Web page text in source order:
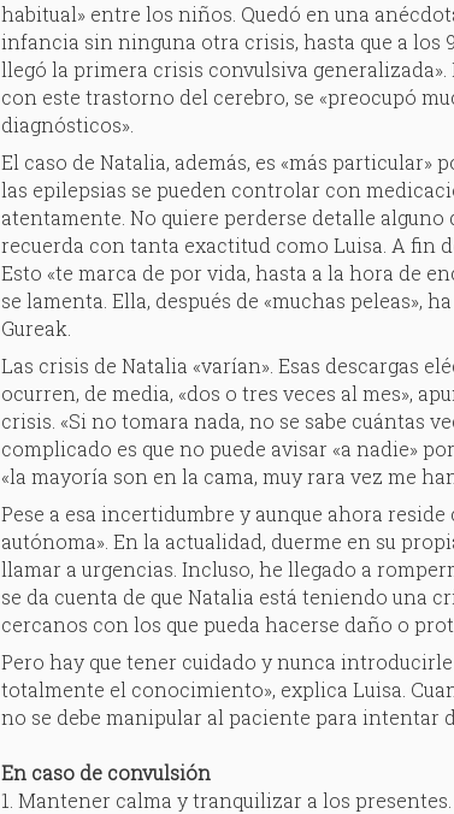
habitual» entre los niños. Quedó en una
infancia sin ninguna otra crisis, hasta que a los
llegó la primera crisis convulsiva
con este trastorno del cerebro, se «preocupó
diagnósticos».
El caso de Natalia, además, es «más particular»
las epilepsias se pueden controlar con
atentamente. No quiere perderse detalle
recuerda con tanta exactitud como Luisa. A fin
Esto «te marca de por vida, hasta a la hora de
se lamenta. Ella, después de «muchas peleas»,
Gureak.
Las crisis de Natalia «varían». Esas descargas
ocurren, de media, «dos o tres veces al mes»,
crisis. «Si no tomara nada, no se sabe cuántas
complicado es que no puede avisar «a nadie»
«la mayoría son en la cama, muy rara vez me
Pese a esa incertidumbre y aunque ahora
autónoma». En la actualidad, duerme en su
llamar a urgencias. Incluso, he llegado a
se da cuenta de que Natalia está teniendo una
cercanos con los que pueda hacerse daño o
Pero hay que tener cuidado y nunca
totalmente el conocimiento», explica Luisa.
no se debe manipular al paciente para intentar
En caso de convulsión
1. Mantener calma y tranquilizar a los presentes.